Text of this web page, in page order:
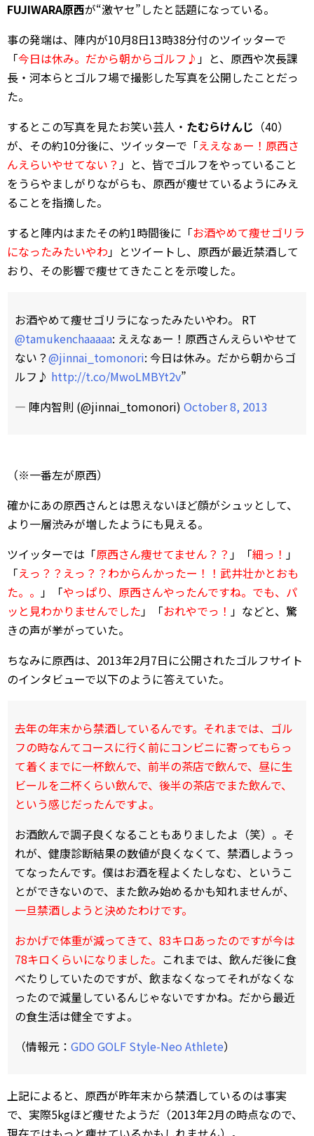
FUJIWARA原西が“激ヤセ”したと話題になっている。
事の発端は、陣内が10月8日13時38分付のツイッターで
「今日は休み。だから朝からゴルフ♪」と、原西や次長課
長・河本らとゴルフ場で撮影した写真を公開したことだっ
た。
するとこの写真を見たお笑い芸人・ たむらけんじ （40）
が、その約10分後に、ツイッターで「ええなぁー！原西さ
んえらいやせてない？」と、皆でゴルフをやっていること
をうらやましがりながらも、原西が痩せているようにみえ
ることを指摘した。
すると陣内はまたその約1時間後に「お酒やめて痩せゴリラ
になったみたいやわ」とツイートし、原西が最近禁酒して
おり、その影響で痩せてきたことを示唆した。
お酒やめて痩せゴリラになったみたいやわ。 RT
@tamukenchaaaaa: ええなぁー！原西さんえらいやせて
ない？@jinnai_tomonori: 今日は休み。だから朝からゴ
ルフ♪ http://t.co/MwoLMBYt2v”
— 陣内智則 (@jinnai_tomonori) October 8, 2013
（※一番左が原西）
確かにあの原西さんとは思えないほど顔がシュッとして、
より一層渋みが増したようにも見える。
ツイッターでは「原西さん痩せてません？？」「細っ！ 」
「えっ？？えっ？？わからんかったー！！武井壮かとおも
た。。 」「やっぱり、原西さんやったんですね。でも、パ
ッと見わかりませんでした」「おれやでっ！ 」などと、驚
きの声が挙がっていた。
ちなみに原西は、2013年2月7日に公開されたゴルフサイト
のインタビューで以下のように答えていた。
去年の年末から禁酒しているんです。それまでは、ゴル
フの時なんてコースに行く前にコンビニに寄ってもらっ
て着くまでに一杯飲んで、前半の茶店で飲んで、昼に生
ビールを二杯くらい飲んで、後半の茶店でまた飲んで、
という感じだったんですよ。
お酒飲んで調子良くなることもありましたよ（笑）。そ
れが、健康診断結果の数値が良くなくて、禁酒しようっ
てなったんです。僕はお酒を程よくたしなむ、というこ
とができないので、また飲み始めるかも知れませんが、
一旦禁酒しようと決めたわけです。
おかげで体重が減ってきて、83キロあったのですが今は
78キロくらいになりました。 これまでは、飲んだ後に食
べたりしていたのですが、飲まなくなってそれがなくな
ったので減量しているんじゃないですかね。だから最近
の食生活は健全ですよ。
（情報元： GDO GOLF Style-Neo Athlete）
上記によると、原西が昨年末から禁酒しているのは事実
で、実際5kgほど痩せたようだ（2013年2月の時点なので、